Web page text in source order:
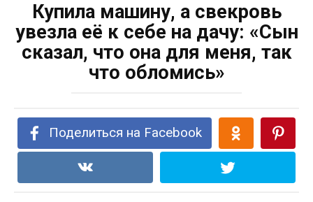
Купила машину, а свекровь
увезла её к себе на дачу: «Сын
сказал, что она для меня, так
что обломись»
Поделиться на Facebook